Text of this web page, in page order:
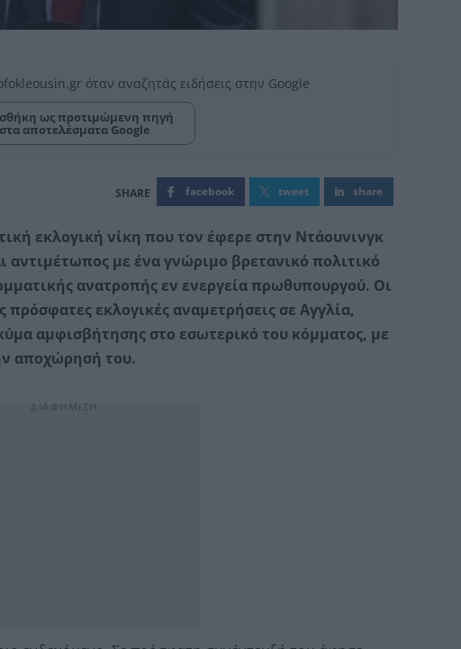
όταν αναζητάς ειδήσεις στην Google
ως προτιμώμενη πηγή
στα αποτελέσματα Google
facebook tweet share
εκλογική νίκη που τον έφερε στην Ντάουνινγκ
αντιμέτωπος με ένα γνώριμο βρετανικό πολιτικό
ανατροπής εν ενεργεία πρωθυπουργού. Οι
εκλογικές αναμετρήσεις σε Αγγλία,
αμφισβήτησης στο εσωτερικό του κόμματος, με
αποχώρησή του.